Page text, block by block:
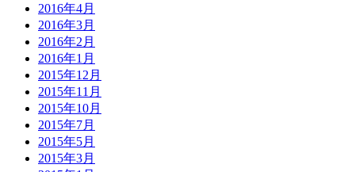
2016年4月
2016年3月
2016年2月
2016年1月
2015年12月
2015年11月
2015年10月
2015年7月
2015年5月
2015年3月